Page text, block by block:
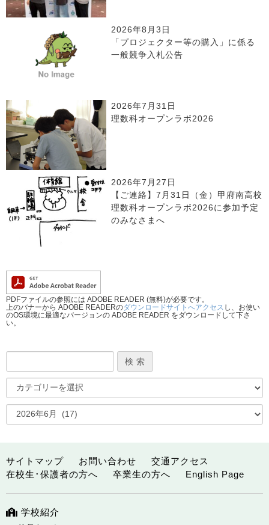
2026年8月3日
「プロジェクター等の購入」に係る
一般競争入札公告
2026年7月31日
理数科オープンラボ2026
2026年7月27日
【ご連絡】7月31日（金）甲府南高校
理数科オープンラボ2026に参加予定
のみなさまへ
PDFファイルの参照には ADOBE READER (無料)が必要です。
上のバナーから ADOBE READERのダウンロードサイトへアクセス し、お使い
のOS環境に最適なバージョンの ADOBE READER をダウンロードして下さ
い。
サイトマップ お問い合わせ
交通アクセス
在校生･保護者の方へ
卒業生の方へ English Page
学校紹介